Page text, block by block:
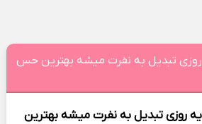
روزی تبدیل به نفرت میشه بهترین حس
یه روزی تبدیل به نفرت میشه بهترین